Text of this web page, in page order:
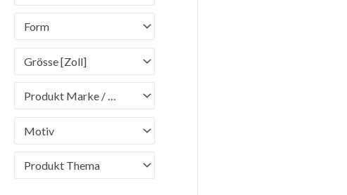
Form
Grösse [Zoll]
Produkt Marke / Brand
Motiv
Produkt Thema